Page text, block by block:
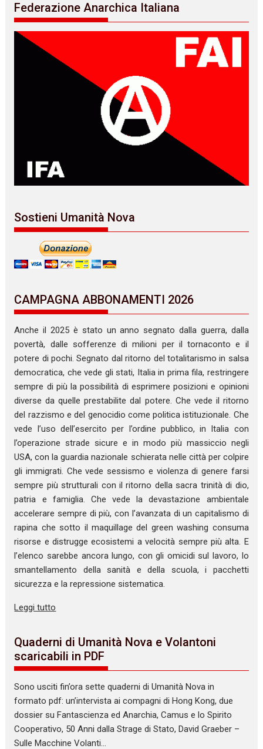
Federazione Anarchica Italiana
Sostieni Umanità Nova
CAMPAGNA ABBONAMENTI 2026
Anche il 2025 è stato un anno segnato dalla guerra, dalla
povertà, dalle sofferenze di milioni per il tornaconto e il
potere di pochi. Segnato dal ritorno del totalitarismo in salsa
democratica, che vede gli stati, Italia in prima fila, restringere
sempre di più la possibilità di esprimere posizioni e opinioni
diverse da quelle prestabilite dal potere. Che vede il ritorno
del razzismo e del genocidio come politica istituzionale. Che
vede l’uso dell’esercito per l’ordine pubblico, in Italia con
l’operazione strade sicure e in modo più massiccio negli
USA, con la guardia nazionale schierata nelle città per colpire
gli immigrati. Che vede sessismo e violenza di genere farsi
sempre più strutturali con il ritorno della sacra trinità di dio,
patria e famiglia. Che vede la devastazione ambientale
accelerare sempre di più, con l’avanzata di un capitalismo di
rapina che sotto il maquillage del green washing consuma
risorse e distrugge ecosistemi a velocità sempre più alta. E
l’elenco sarebbe ancora lungo, con gli omicidi sul lavoro, lo
smantellamento della sanità e della scuola, i pacchetti
sicurezza e la repressione sistematica.
Leggi tutto
Quaderni di Umanità Nova e Volantoni
scaricabili in PDF
Sono usciti fin’ora sette quaderni di Umanità Nova in
formato pdf: un’intervista ai compagni di Hong Kong, due
dossier su Fantascienza ed Anarchia, Camus e lo Spirito
Cooperativo, 50 Anni dalla Strage di Stato, David Graeber –
Sulle Macchine Volanti…